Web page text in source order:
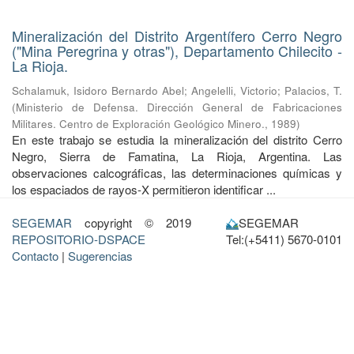
Mineralización del Distrito Argentífero Cerro Negro
("Mina Peregrina y otras"), Departamento Chilecito -
La Rioja.
Schalamuk, Isidoro Bernardo Abel; Angelelli, Victorio; Palacios, T.
(Ministerio de Defensa. Dirección General de Fabricaciones
Militares. Centro de Exploración Geológico Minero., 1989)
En este trabajo se estudia la mineralización del distrito Cerro
Negro, Sierra de Famatina, La Rioja, Argentina. Las
observaciones calcográficas, las determinaciones químicas y
los espaciados de rayos-X permitieron identificar ...
SEGEMAR copyright © 2019
REPOSITORIO-DSPACE
Contacto | Sugerencias
SEGEMAR
Tel:(+5411) 5670-0101